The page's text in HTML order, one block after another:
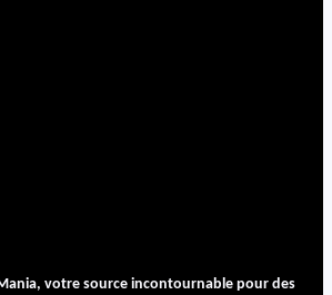
votre source incontournable pour des